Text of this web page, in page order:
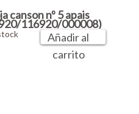
canson nº 5 apais
116920/000008)
Añadir al
carrito